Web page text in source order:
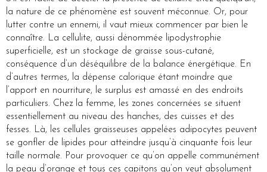
la nature de ce phénomène est souvent méconnue. Or, pour
lutter contre un ennemi, il vaut mieux commencer par bien le
connaître. La cellulite, aussi dénommée lipodystrophie
superficielle, est un stockage de graisse sous-cutané,
conséquence d’un déséquilibre de la balance énergétique. En
d’autres termes, la dépense calorique étant moindre que
l’apport en nourriture, le surplus est amassé en des endroits
particuliers. Chez la femme, les zones concernées se situent
essentiellement au niveau des hanches, des cuisses et des
fesses. Là, les cellules graisseuses appelées adipocytes peuvent
se gonfler de lipides pour atteindre jusqu’à cinquante fois leur
taille normale. Pour provoquer ce qu’on appelle communément
la peau d’orange et tous ces capitons qu’on veut absolument